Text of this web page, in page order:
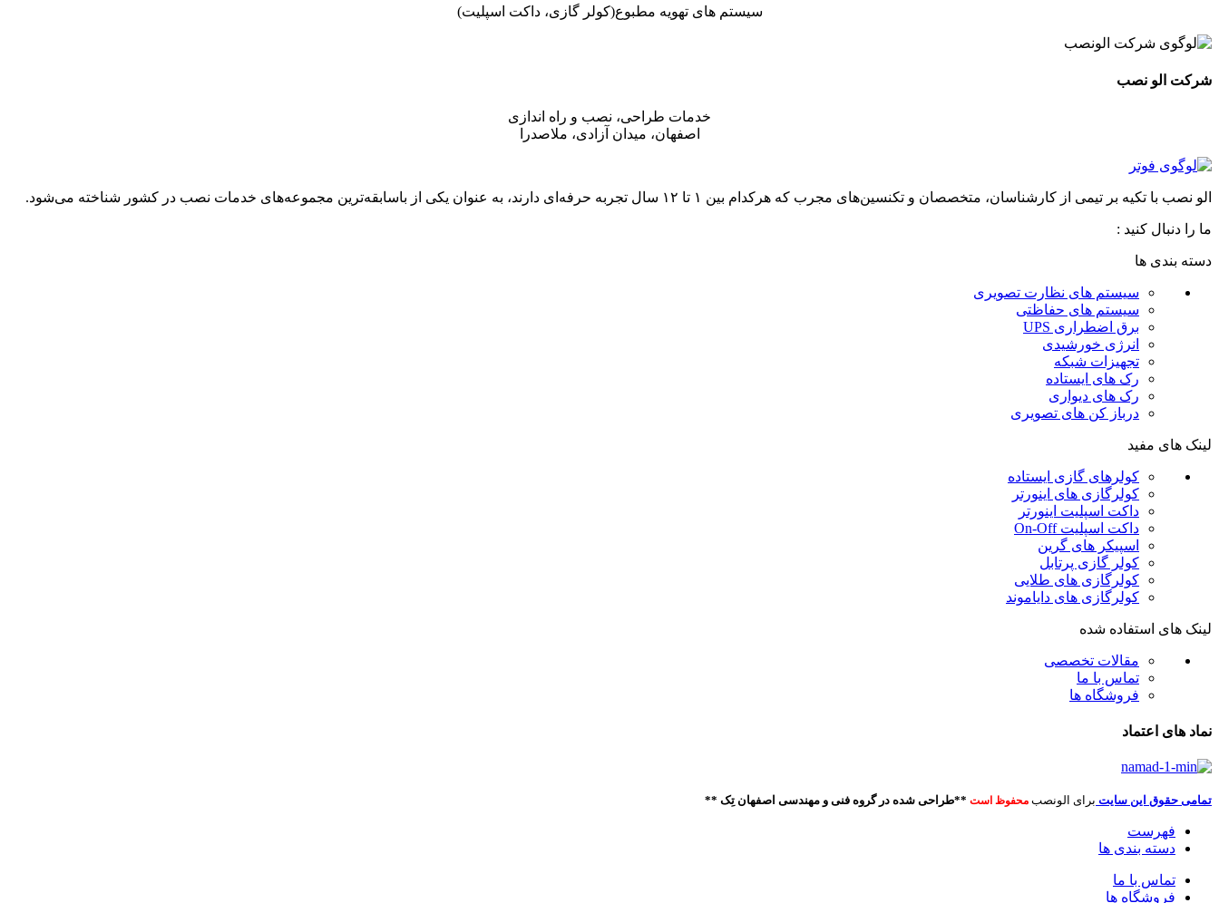
سیستم های تهویه مطبوع(کولر گازی، داکت اسپلیت)
شرکت الو نصب
خدمات طراحی، نصب و راه اندازی
اصفهان، میدان آزادی، ملاصدرا
الو نصب با تکیه بر تیمی از کارشناسان، متخصصان و تکنسین‌های مجرب که هرکدام بین ۱ تا ۱۲ سال تجربه حرفه‌ای دارند، به عنوان یکی از باسابقه‌ترین مجموعه‌های خدمات نصب در کشور شناخته می‌شود.
ما را دنبال کنید :
دسته بندی ها
سیستم های نظارت تصویری
سیستم های حفاظتی
برق اضطراری UPS
انرژی خورشیدی
تجهیزات شبکه
رک های ایستاده
رک های دیواری
درباز کن های تصویری
لینک های مفید
کولرهای گازی ایستاده
کولرگازی های اینورتر
داکت اسپلیت اینورتر
داکت اسپلیت On-Off
اسپیکر های گرین
کولر گازی پرتابل
کولرگازی های طلایی
کولرگازی های دایاموند
لینک های استفاده شده
مقالات تخصصی
تماس با ما
فروشگاه ها
نماد های اعتماد
تمامی حقوق این سایت برای الونصب محفوظ است **طراحی شده در گروه فنی و مهندسی اصفهان تِک **
فهرست
دسته بندی ها
تماس با ما
فروشگاه ها